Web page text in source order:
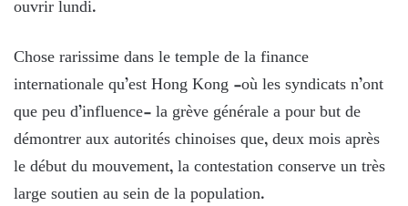
ouvrir lundi.
Chose rarissime dans le temple de la finance
internationale qu’est Hong Kong -où les syndicats n’ont
que peu d’influence- la grève générale a pour but de
démontrer aux autorités chinoises que, deux mois après
le début du mouvement, la contestation conserve un très
large soutien au sein de la population.